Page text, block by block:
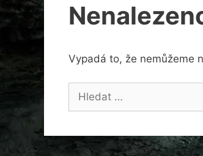
Vypadá to, že nemůžeme